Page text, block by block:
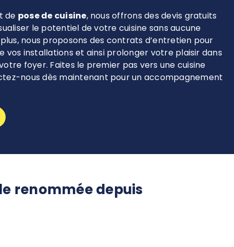
de pose de cuisine, nous offrons des devis gratuits
le potentiel de votre cuisine sans aucune
nous proposons des contrats d’entretien pour
vos installations et ainsi prolonger votre plaisir dans
foyer. Faites le premier pas vers une cuisine
nous dès maintenant pour un accompagnement
renommée depuis